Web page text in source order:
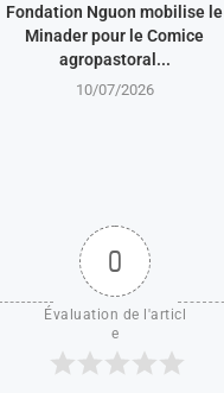
Fondation Nguon mobilise le
Minader pour le Comice
agropastoral...
10/07/2026
0
Évaluation de l'articl
e